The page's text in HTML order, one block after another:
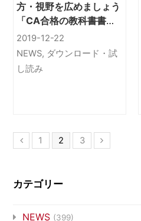
方・視野を広めましょう
「CA合格の教科書書き
込み式ハンドブック
2021就職版」
2019-12-22
NEWS, ダウンロード・試
し読み
1 2 3
カテゴリー
NEWS (399)